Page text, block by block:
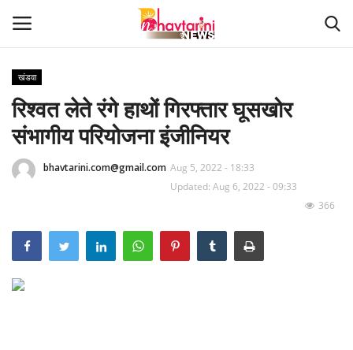
Home
संपर्क करें
हमारे बारे मेंं
खंडवा
रिश्वत लेते रंगे हाथों गिरफ्तार घूसखोर
संभागीय परियोजना इंजीनियर
bhavtarini.com@gmail.com Aug 5, 2022 - 18:33
Updated: Aug 6, 2022 - 09:33
366